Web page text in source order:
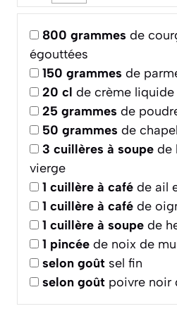
800 grammes de
égouttées
150 grammes de
20 cl de crème
25 grammes de
50 grammes de
3 cuillères à soupe de
vierge
1 cuillère à café de ail
1 cuillère à café de
1 cuillère à soupe de
1 pincée de noix de
selon goût sel fin
selon goût poivre noir